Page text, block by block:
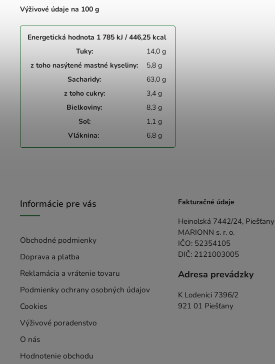
Výživové údaje na 100 g
Energetická hodnota 1 785 kJ / 446,25 kcal
Tuky:
14,0 g
z toho nasýtené mastné kyseliny:
5,8 g
Sacharidy:
63,0 g
z toho cukry:
3,4 g
Bielkoviny:
8,3 g
Soľ:
1,1 g
Vláknina:
6,8 g
Informácie pre vás
Obchodné podmienky
Doprava a platba
Reklamácia a vrátenie tovaru
Podmienky ochrany osobných údajov
Cookies
Výživové poradenstvo
O nás
Hodnotenie obchodu
Fakturačné údaje
Heinolská 7442/24, Piešťany
MARIONN s. r. o.
IČO: 52354105
DIČ: 2121003005
Adresa prevádzky
K Lodenici 7396/2
921 01 Piešťany